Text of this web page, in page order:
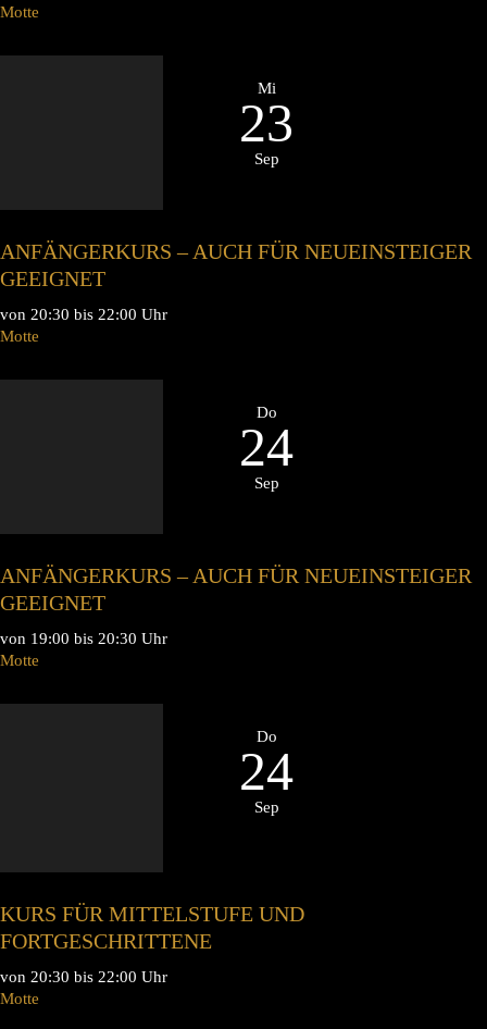
Motte
Mi
23
Sep
ANFÄNGERKURS – AUCH FÜR NEUEINSTEIGER
GEEIGNET
von 20:30 bis 22:00 Uhr
Motte
Do
24
Sep
ANFÄNGERKURS – AUCH FÜR NEUEINSTEIGER
GEEIGNET
von 19:00 bis 20:30 Uhr
Motte
Do
24
Sep
KURS FÜR MITTELSTUFE UND
FORTGESCHRITTENE
von 20:30 bis 22:00 Uhr
Motte